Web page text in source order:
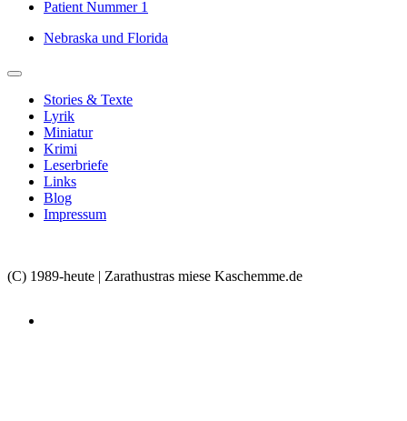
Patient Nummer 1
Nebraska und Florida
Stories & Texte
Lyrik
Miniatur
Krimi
Leserbriefe
Links
Blog
Impressum
(C) 1989-heute | Zarathustras miese Kaschemme.de